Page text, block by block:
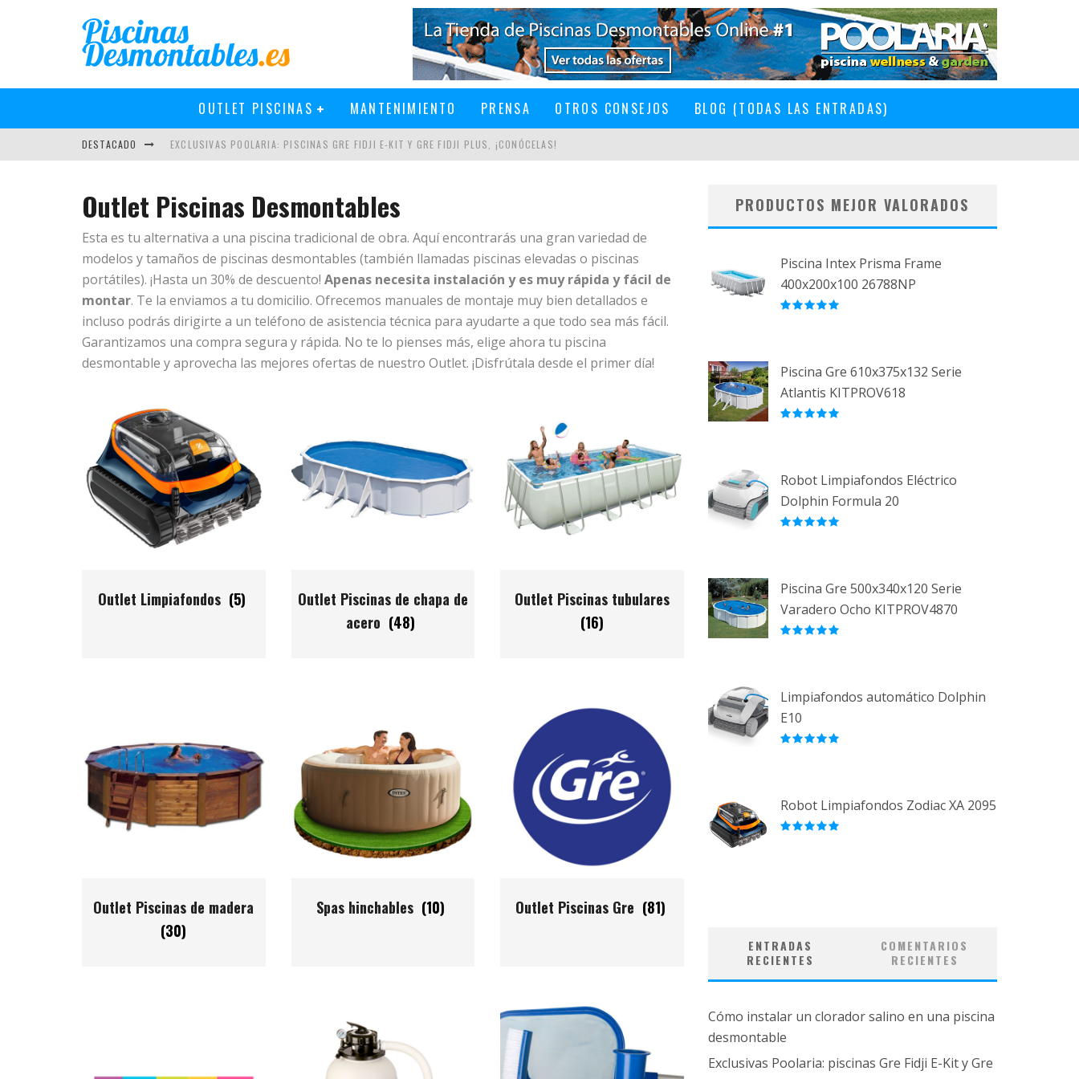
OUTLET PISCINAS MANTENIMIENTO PRENSA OTROS CONSEJOS BLOG (TODAS LAS ENTRADAS)
DESTACADO EXCLUSIVAS POOLARIA: PISCINAS GRE FIDJI E-KIT Y GRE FIDJI PLUS, ¡CONÓCELAS!
PISCINAS GRE 2018: MÁS Y MEJOR
CÓMO INSTALAR UN CLORADOR SALINO EN UNA PISCINA DESMONTABLE
Outlet Piscinas Desmontables
Esta es tu alternativa a una piscina tradicional de obra. Aquí encontrarás una gran variedad de
modelos y tamaños de piscinas desmontables (también llamadas piscinas elevadas o piscinas
portátiles). ¡Hasta un 30% de descuento! Apenas necesita instalación y es muy rápida y fácil de
montar. Te la enviamos a tu domicilio. Ofrecemos manuales de montaje muy bien detallados e
incluso podrás dirigirte a un teléfono de asistencia técnica para ayudarte a que todo sea más fácil.
Garantizamos una compra segura y rápida. No te lo pienses más, elige ahora tu piscina
desmontable y aprovecha las mejores ofertas de nuestro Outlet. ¡Disfrútala desde el primer día!
Outlet Limpiafondos (5)
Outlet Piscinas de chapa de
acero (48)
Outlet Piscinas tubulares
(16)
Outlet Piscinas de madera
(30)
Spas hinchables (10) Outlet Piscinas Gre (81)
PRODUCTOS MEJOR VALORADOS
Piscina Intex Prisma Frame
400x200x100 26788NP
Piscina Gre 610x375x132 Serie
Atlantis KITPROV618
Robot Limpiafondos Eléctrico
Dolphin Formula 20
Piscina Gre 500x340x120 Serie
Varadero Ocho KITPROV4870
Limpiafondos automático Dolphin
E10
Robot Limpiafondos Zodiac XA 2095
ENTRADAS
RECIENTES
COMENTARIOS
RECIENTES
Cómo instalar un clorador salino en una piscina
desmontable
Exclusivas Poolaria: piscinas Gre Fidji E-Kit y Gre